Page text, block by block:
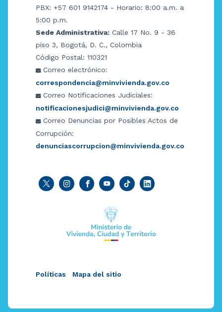
PBX: +57 601 9142174 - Horario: 8:00 a.m. a
5:00 p.m.
Sede Administrativa: Calle 17 No. 9 - 36
piso 3, Bogotá, D. C., Colombia
Código Postal: 110321
Correo electrónico:
correspondencia@minvivienda.gov.co
Correo Notificaciones Judiciales:
notificacionesjudici@minvivienda.gov.co
Correo Denuncias por Posibles Actos de
Corrupción:
denunciascorrupcion@minvivienda.gov.co
Políticas Mapa del sitio